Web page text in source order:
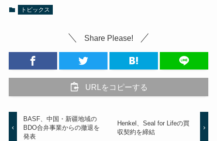
トピックス
Share Please!
URLをコピーする
BASF、中国・新疆地域の
BDO合弁事業からの撤退を
発表
Henkel、Seal for Lifeの買
収契約を締結